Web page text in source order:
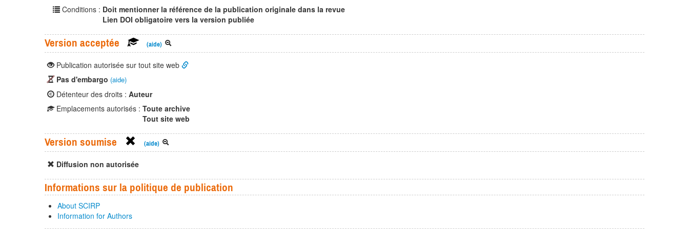
Conditions : Doit mentionner la référence de la publication originale dans la revue
Lien DOI obligatoire vers la version publiée
Version acceptée (aide)
Publication autorisée sur tout site web
Pas d'embargo (aide)
Détenteur des droits : Auteur
Emplacements autorisés : Toute archive
Tout site web
Version soumise (aide)
Diffusion non autorisée
Informations sur la politique de publication
About SCIRP
Information for Authors